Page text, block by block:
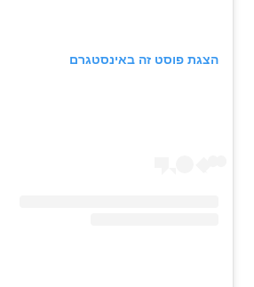
הצגת פוסט זה באינסטגרם